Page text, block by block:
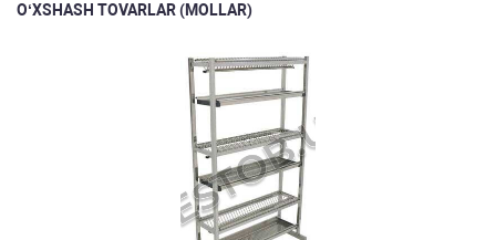
O‘XSHASH TOVARLAR (MOLLAR)